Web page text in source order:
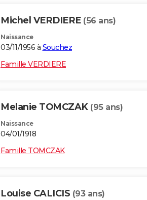
Michel VERDIERE (56 ans)
Naissance
03/11/1956 à Souchez
Famille VERDIERE
Melanie TOMCZAK (95 ans)
Naissance
04/01/1918
Famille TOMCZAK
Louise CALICIS (93 ans)